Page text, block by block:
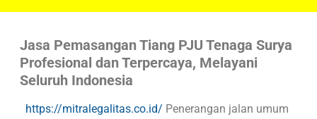
Jasa Pemasangan Tiang PJU Tenaga Surya
Profesional dan Terpercaya, Melayani
Seluruh Indonesia
https://mitralegalitas.co.id/ Penerangan jalan umum